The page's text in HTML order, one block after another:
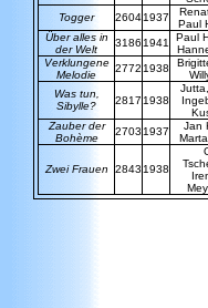
Togger 26041937
Paul
Über alles in
der Welt
3186 1941
Paul
Verklungene
Melodie
2772 1938
Was tun,
Sibylle?
2817 1938
Zauber der
Bohème
2703 1937
Jan
Zwei Frauen 2843 1938